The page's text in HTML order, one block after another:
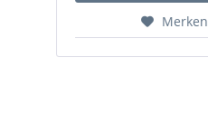
Merken